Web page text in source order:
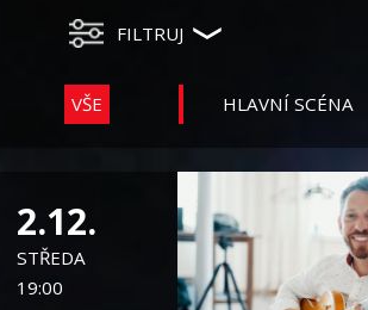
FILTRUJ
VŠE HLAVNÍ SCÉNA
2.12.
STŘEDA
19:00